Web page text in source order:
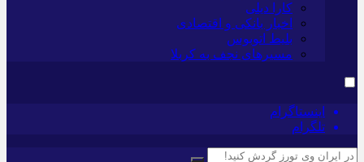
کارا دیلی
اخبار بانکی و اقتصادی
بلیط اتوبوس
مسیرهای نجف به کربلا
اینستاگرام
تلگرام